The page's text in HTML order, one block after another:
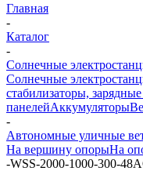
Главная
-
Каталог
-
Солнечные
Солнечные
стабилизаторы,
панелейАккумуляторы
-
Автономные уличные
На вершину опорыНа
-WSS-2000-1000-300-